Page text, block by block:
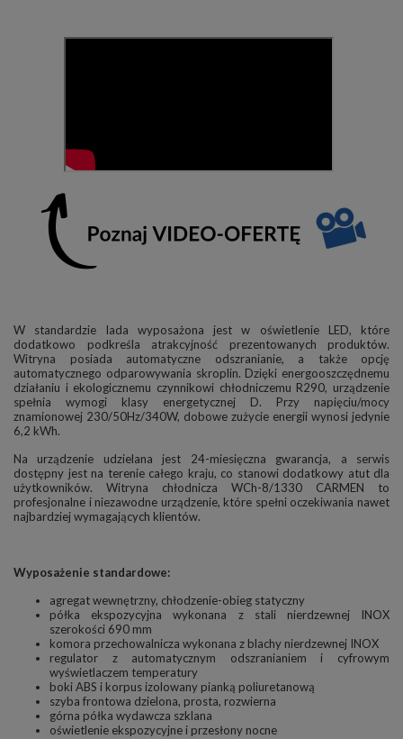
W standardzie lada wyposażona jest w oświetlenie LED, które
dodatkowo podkreśla atrakcyjność prezentowanych produktów.
Witryna posiada automatyczne odszranianie, a także opcję
automatycznego odparowywania skroplin. Dzięki energooszczędnemu
działaniu i ekologicznemu czynnikowi chłodniczemu R290, urządzenie
spełnia wymogi klasy energetycznej D. Przy napięciu/mocy
znamionowej 230/50Hz/340W, dobowe zużycie energii wynosi jedynie
6,2 kWh.
Na urządzenie udzielana jest 24-miesięczna gwarancja, a serwis
dostępny jest na terenie całego kraju, co stanowi dodatkowy atut dla
użytkowników. Witryna chłodnicza WCh-8/1330 CARMEN to
profesjonalne i niezawodne urządzenie, które spełni oczekiwania nawet
najbardziej wymagających klientów.
Wyposażenie standardowe:
agregat wewnętrzny, chłodzenie-obieg statyczny
półka ekspozycyjna wykonana z stali nierdzewnej INOX
szerokości 690 mm
komora przechowalnicza wykonana z blachy nierdzewnej INOX
regulator z automatycznym odszranianiem i cyfrowym
wyświetlaczem temperatury
boki ABS i korpus izolowany pianką poliuretanową
szyba frontowa dzielona, prosta, rozwierna
górna półka wydawcza szklana
oświetlenie ekspozycyjne i przesłony nocne